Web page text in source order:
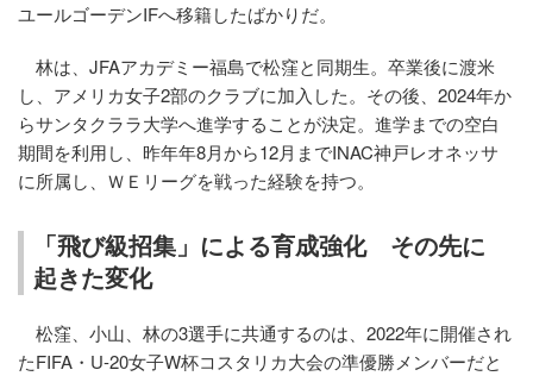
ユールゴーデンIFへ移籍したばかりだ。
林は、JFAアカデミー福島で松窪と同期生。卒業後に渡米
し、アメリカ女子2部のクラブに加入した。その後、2024年か
らサンタクララ大学へ進学することが決定。進学までの空白
期間を利用し、昨年年8月から12月までINAC神戸レオネッサ
に所属し、ＷＥリーグを戦った経験を持つ。
「飛び級招集」による育成強化 その先に
起きた変化
松窪、小山、林の3選手に共通するのは、2022年に開催され
たFIFA・U-20女子W杯コスタリカ大会の準優勝メンバーだと